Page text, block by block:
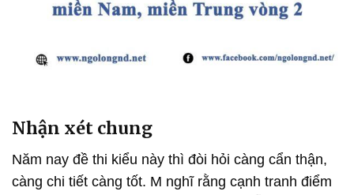
Nhận xét chung
Năm nay đề thi kiểu này thì đòi hỏi càng cẩn thận,
càng chi tiết càng tốt. M nghĩ rằng cạnh tranh điểm